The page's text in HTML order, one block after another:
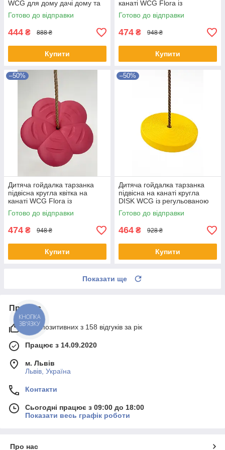
WCG для дому дачі дому та
ігрового майданчику
Графітовий
Готово до відправки
444 ₴ 888 ₴
Купити
канаті WCG Flora із
регульованою висотою для
саду Салатовий
Готово до відправки
474 ₴ 948 ₴
Купити
–50%
Дитяча гойдалка тарзанка
підвісна кругла квітка на
канаті WCG Flora із
регульованою висотою для
саду Рожевий
Готово до відправки
474 ₴ 948 ₴
Купити
–50%
Дитяча гойдалка тарзанка
підвісна на канаті кругла
DISK WCG із регульованою
висотою мотузки для саду
Жовтий
Готово до відправки
464 ₴ 928 ₴
Купити
Показати ще
Про нас
99% позитивних з 158 відгуків за рік
Працює з 14.09.2020
м. Львів
Львів, Україна
Контакти
Сьогодні працює з 09:00 до 18:00
Показати весь графік роботи
Про нас
КНОПКА
ЗВ'ЯЗКУ